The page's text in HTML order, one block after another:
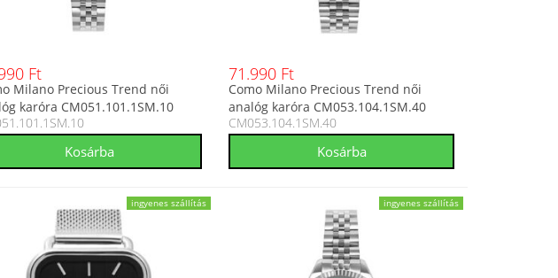
Ft
Milano Precious Trend női
karóra CM051.101.1SM.10
71.990 Ft
Como Milano Precious Trend női
analóg karóra CM053.104.1SM.40
CM053.104.1SM.40
ingyenes szállítás ingyenes szállítás